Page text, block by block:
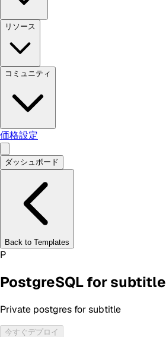
リソース
コミュニティ
価格設定
ダッシュボード
Back to Templates
P
PostgreSQL for subtitle
Private postgres for subtitle
今すぐデプロイ